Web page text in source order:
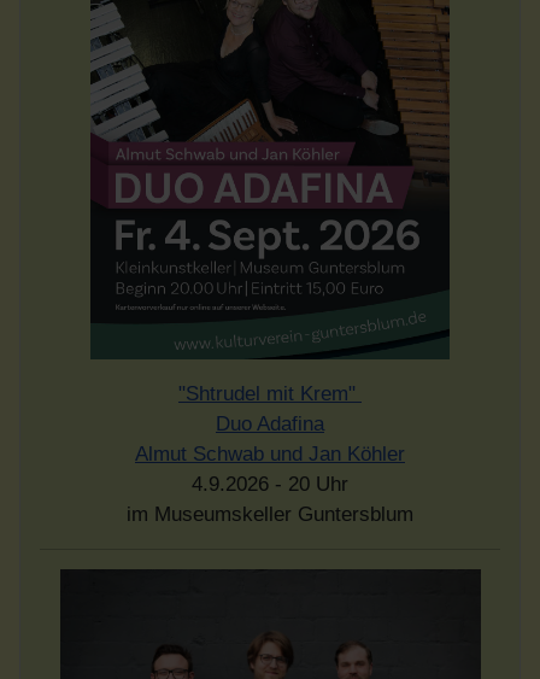
"Shtrudel mit Krem"
Duo Adafina
Almut Schwab und Jan Köhler
4.9.2026 - 20 Uhr
im Museumskeller Guntersblum